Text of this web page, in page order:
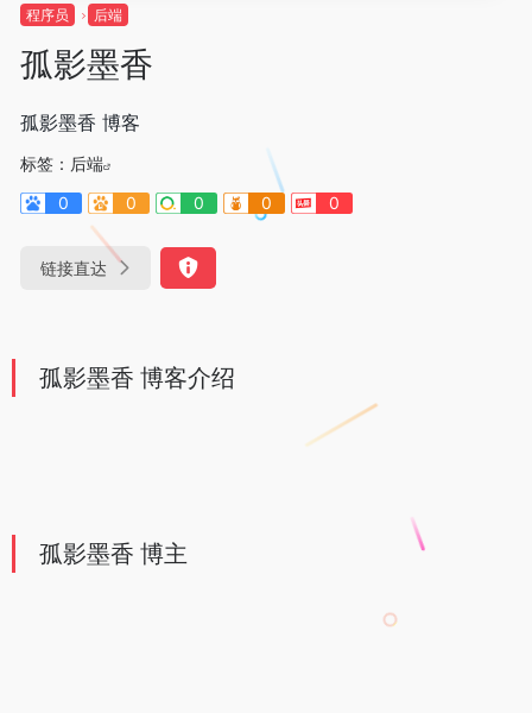
程序员 后端
孤影墨香
孤影墨香 博客
标签： 后端
0
0 0 0 0
链接直达
孤影墨香 博客介绍
孤影墨香 博主